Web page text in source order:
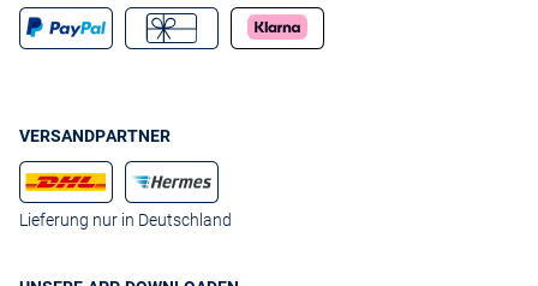
VERSANDPARTNER
Lieferung nur in Deutschland